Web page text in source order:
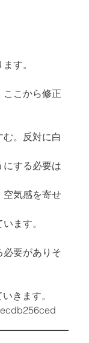
す。
ここから修正
。反対に白
する必要は
空気感を寄せ
ます。
必要がありそ
きます。